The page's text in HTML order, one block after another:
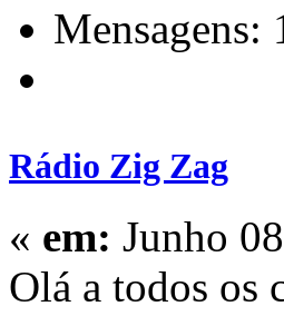
Mensagens:
Rádio Zig Zag
« em: Junho
Olá a todos os